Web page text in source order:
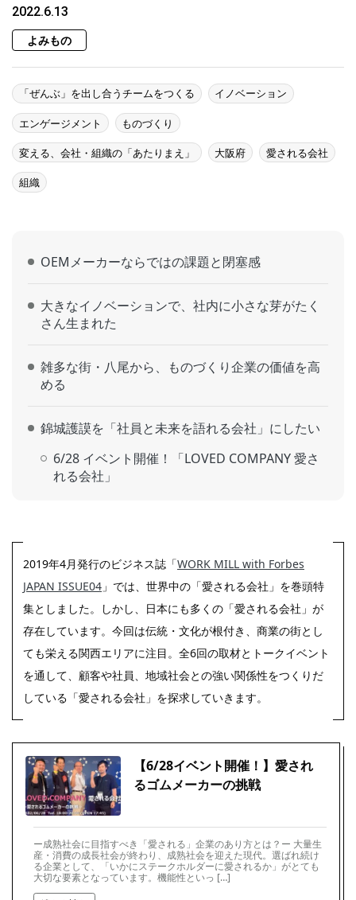
2022.6.13
よみもの
「ぜんぶ」を出し合うチームをつくる イノベーション
エンゲージメント ものづくり
変える、会社・組織の「あたりまえ」 大阪府 愛される会社
組織
OEMメーカーならではの課題と閉塞感
大きなイノベーションで、社内に小さな芽がたく
さん生まれた
雑多な街・八尾から、ものづくり企業の価値を高
める
錦城護謨を「社員と未来を語れる会社」にしたい
6/28 イベント開催！「LOVED COMPANY 愛さ
れる会社」
2019年4月発行のビジネス誌「WORK MILL with Forbes
JAPAN ISSUE04 」では、世界中の「愛される会社」を巻頭特
集としました。しかし、日本にも多くの「愛される会社」が
存在しています。今回は伝統・文化が根付き、商業の街とし
ても栄える関西エリアに注目。全6回の取材とトークイベント
を通して、顧客や社員、地域社会との強い関係性をつくりだ
している「愛される会社」を探求していきます。
【6/28イベント開催！】愛され
るゴムメーカーの挑戦
ー成熟社会に目指すべき「愛される」企業のあり方とは？ー 大量生
産・消費の成長社会が終わり、成熟社会を迎えた現代。選ばれ続け
る企業として、「いかにステークホルダーに愛されるか」がとても
大切な要素となっています。機能性といっ […]